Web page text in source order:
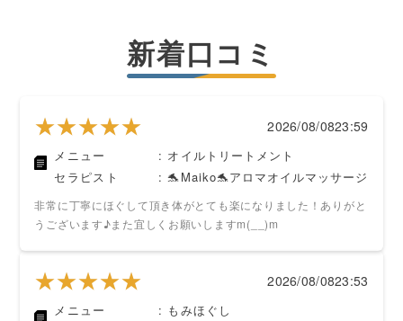
新着口コミ
★★★★★
★★★★★ 2026/08/0823:59
メニュー
: オイルトリートメント
セラピスト
: 🐬Maiko🐬アロマオイルマッサージ
非常に丁寧にほぐして頂き体がとても楽になりました！ありがと
うございます♪また宜しくお願いしますm(__)m
★★★★★
★★★★★ 2026/08/0823:53
メニュー
: もみほぐし